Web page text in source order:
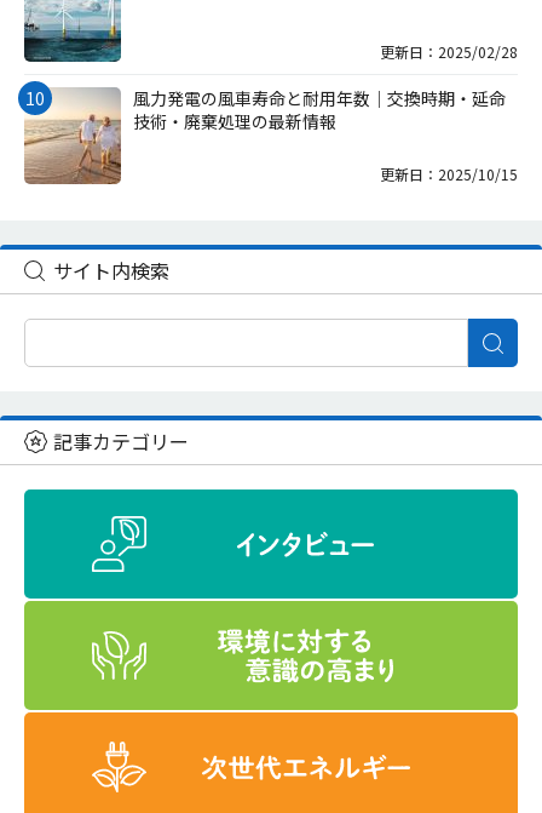
更新日：2025/02/28
風力発電の風車寿命と耐用年数｜交換時期・延命
技術・廃棄処理の最新情報
更新日：2025/10/15
サイト内検索
記事カテゴリー